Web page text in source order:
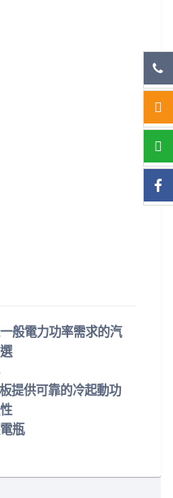
般電力功率需求的汽
提供可靠的冷起動功
瓶